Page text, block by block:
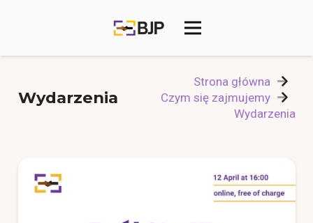
Wydarzenia
Strona główna
Czym się zajmujemy
Wydarzenia